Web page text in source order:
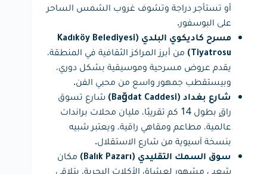
أو تستأجر دراجة وتشوف غروب الشمس الساحر
على البوسفور.
مسرح كاديكوي البلدي (Kadıköy Belediyesi
Tiyatrosu)
من أبرز المراكز الثقافية في المنطقة،
يقدم عروض مسرحية وموسيقية بشكل دوري،
وبيستقطب جمهور واسع من محبي الفن.
شارع بغداد (Bağdat Caddesi)
شارع تسوق
راقٍ بطول 14 كم تقريبًا، مليان محلات براندات
عالمية، مطاعم ومقاهي راقية، ويعتبر شبيه
بنسخة آسيوية من شارع الاستقلال.
سوق السمك التقليدي (Balık Pazarı)
مكان
شعبي مشهور لعشاق الأكلات البحرية، بتلاقي